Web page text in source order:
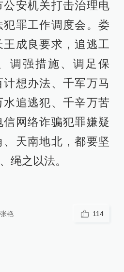
安机关打击治理电
罪工作调度会。娄
王成良要求，追逃工
调强措施、调足保
想办法、千军万马
追逃犯、千辛万苦
网络诈骗犯罪嫌疑
、天南地北，都要坚
绳之以法。
张艳 114